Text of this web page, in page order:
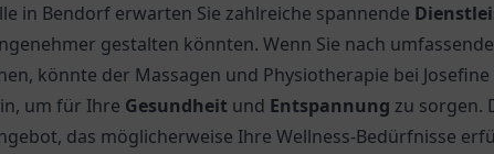
in Bendorf erwarten Sie zahlreiche spannende
gestalten könnten. Wenn Sie nach
könnte der Massagen und Physiotherapie bei Josefine
um für Ihre Gesundheit und Entspannung zu sorgen.
das möglicherweise Ihre Wellness-Bedürfnisse